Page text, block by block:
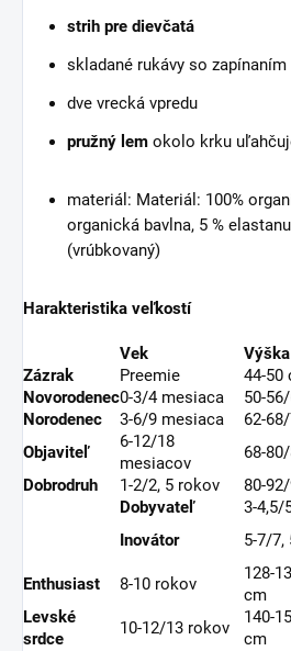
strih pre dievčatá
skladané rukávy so
dve vrecká vpredu
pružný lem okolo krku
materiál: Materiál: 100%
organická bavlna, 5 %
(vrúbkovaný)
Harakteristika veľkostí
Vek
Výška
Zázrak
Preemie
44-50
Novorodenec0-3/4 mesiaca
50-
Norodenec
3-6/9 mesiaca
62-
Objaviteľ
6-12/18
mesiacov
68-
Dobrodruh
1-2/2, 5 rokov
80-
Dobyvateľ
3-4,5/
Inovátor
5-7/7,
Enthusiast
8-10 rokov
128-
cm
Levské
srdce
10-12/13 rokov
140-
cm